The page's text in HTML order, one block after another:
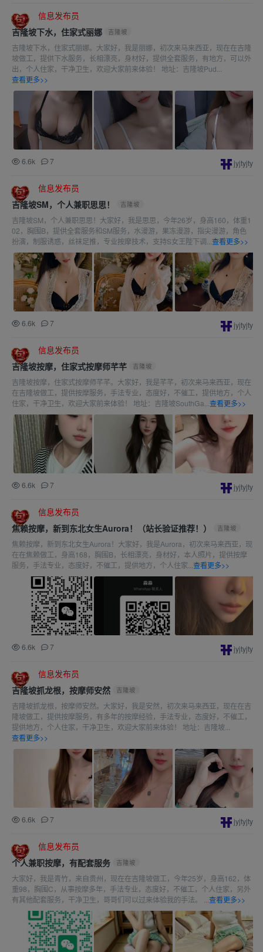
信息发布员
吉隆坡下水，住家式丽娜
吉隆坡
吉隆坡下水，住家式丽娜。大家好，我是丽娜，初次来马来西亚，现在在吉隆
坡做工，提供下水服务，长相漂亮，身材好，提供全套服务，有地方，可以外
出，个人住家，干净卫生，欢迎大家前来体验！ 地址：吉隆坡Pud...
查看更多>>
6.6k 7 jyjtyjty
信息发布员
吉隆坡SM，个人兼职思思！
吉隆坡
吉隆坡SM，个人兼职思思！大家好，我是思思，今年26岁，身高160，体重1
02，胸围B，提供全套服务和SM服务，水漫游，果冻漫游，指尖漫游，角色
扮演，制服诱惑，丝袜足推，专业按摩技术，支持S女王陛下调...查看更多>>
6.6k 7 jyjtyjty
信息发布员
吉隆坡按摩，住家式按摩师芊芊
吉隆坡
吉隆坡按摩，住家式按摩师芊芊。大家好，我是芊芊，初次来马来西亚，现在
在吉隆坡做工，提供按摩服务，手法专业，态度好，不催工，提供地方，个人
住家，干净卫生，欢迎大家前来体验！ 地址：吉隆坡SouthGa...查看更多>>
6.6k 7 jyjtyjty
信息发布员
焦赖按摩，新到东北女生Aurora！（站长验证推荐！）
吉隆坡
焦赖按摩，新到东北女生Aurora！大家好，我是Aurora，初次来马来西亚，现
在在焦赖做工，身高168，胸围B，长相漂亮，身材好，本人照片，提供按摩
服务，手法专业，态度好，不催工，提供地方，个人住家...查看更多>>
6.6k 7 jyjtyjty
信息发布员
吉隆坡抓龙根，按摩师安然
吉隆坡
吉隆坡抓龙根，按摩师安然。大家好，我是安然，初次来马来西亚，现在在吉
隆坡做工，提供按摩服务，有多年的按摩经验，手法专业，态度好，不催工，
提供地方，个人住家，干净卫生，欢迎大家前来体验！ 地址：吉隆坡...
查看更多>>
6.6k 7 jyjtyjty
信息发布员
个人兼职按摩，有配套服务
吉隆坡
大家好，我是青竹，来自贵州，现在在吉隆坡做工，今年25岁，身高162，体
重98，胸围C，从事按摩多年，手法专业，态度好，不催工，个人住家，另外
有其他配套服务，干净卫生，哥哥们可以过来体验我的手法。 ...查看更多>>